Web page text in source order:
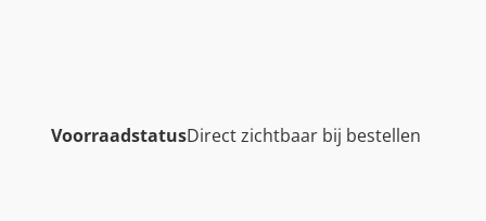
VoorraadstatusDirect zichtbaar bij bestellen